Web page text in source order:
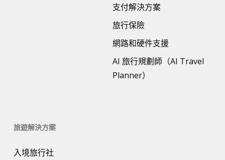
支付解決方案
旅行保險
網路和硬件支援
AI 旅行規劃師（AI Travel
Planner）
旅遊解決方案
入境旅行社